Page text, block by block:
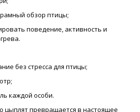
обзор птицы;
поведение, активность и
без стресса для птицы;
каждой особи.
превращается в настоящее